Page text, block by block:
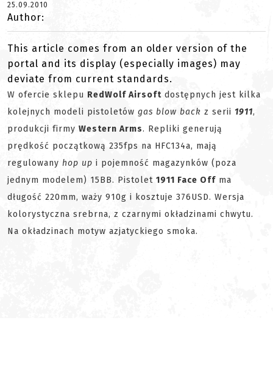
25.09.2010
Author:
This article comes from an older version of the
portal and its display (especially images) may
deviate from current standards.
W ofercie sklepu RedWolf Airsoft dostępnych jest kilka
kolejnych modeli pistoletów gas blow back z serii 1911,
produkcji firmy Western Arms. Repliki generują
prędkość początkową 235fps na HFC134a, mają
regulowany hop up i pojemność magazynków (poza
jednym modelem) 15BB. Pistolet 1911 Face Off ma
długość 220mm, waży 910g i kosztuje 376USD. Wersja
kolorystyczna srebrna, z czarnymi okładzinami chwytu.
Na okładzinach motyw azjatyckiego smoka.